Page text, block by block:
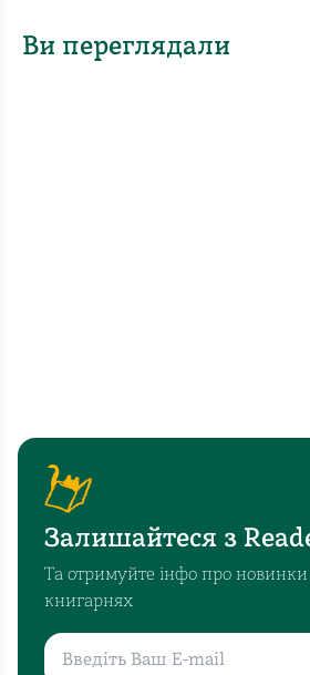
Ви переглядали
Залишайтеся з
Та отримуйте інфо про новинки
книгарнях